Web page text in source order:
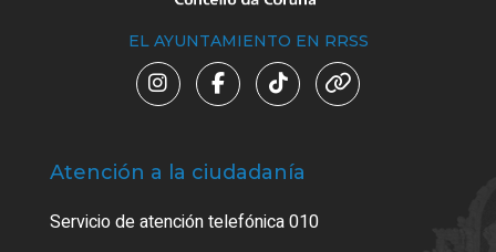
EL AYUNTAMIENTO EN RRSS
Atención a la ciudadanía
Servicio de atención telefónica 010